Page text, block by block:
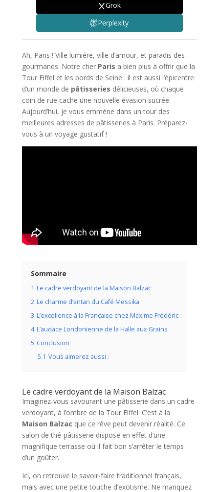
Grok
Perplexity
Ah, Paris ! Ville lumière, ville d’amour, et paradis des
gourmands. Notre cher Paris a bien plus à offrir que la
Tour Eiffel et les bords de Seine : il est aussi l’épicentre
d’un monde de pâtisseries délicieuses, où chaque
coin de rue cache une nouvelle évasion sucrée.
Aujourd’hui, je vous emmène dans un tour des
meilleures adresses de pâtisseries à Paris. Préparez-
vous à un voyage gustatif !
Sommaire
1 Le cadre verdoyant de la Maison Balzac
2 Le charme d’antan du Café Messika
3 L’excellence à la Française chez Maxime Frédéric
4 L’audace Londonienne de la Halle aux Grains
5 Conclusion
5.1 Vous aimerez aussi :
Le cadre verdoyant de la Maison Balzac
Imaginez-vous savourant une pâtisserie dans un cadre
verdoyant, à l’ombre de la Tour Eiffel. C’est à la
Maison Balzac que ce rêve peut devenir réalité. Ce
salon de thé-pâtisserie dispose en effet d’une
magnifique terrasse où il fait bon s’arrêter le temps
d’un goûter.
Ici, on retrouve le savoir-faire traditionnel français,
mais avec une petite touche d’exotisme. Ne manquez